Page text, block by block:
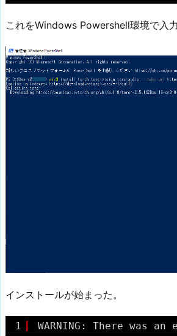
これをWindows Powershell環境で入力
インストールが始まった。
1 WARNING: There was